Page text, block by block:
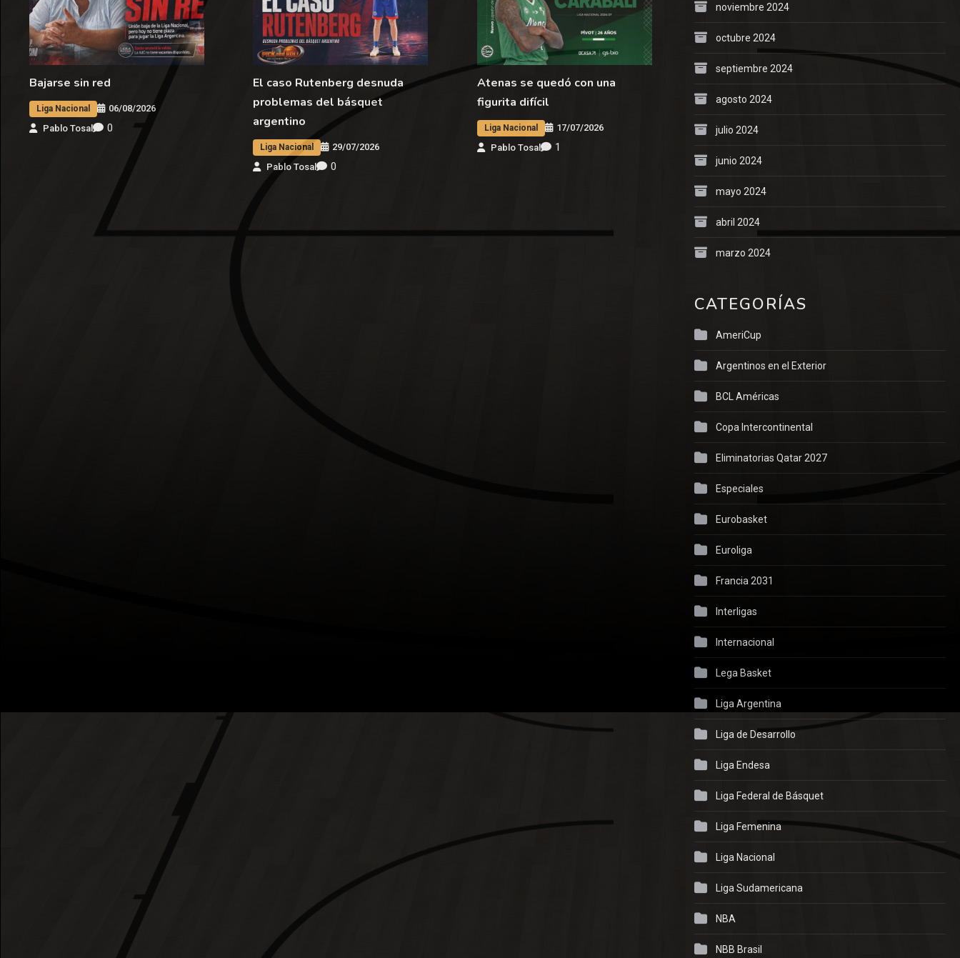
Bajarse sin red
Liga Nacional
06/08/2026
Pablo Tosal
0
El caso Rutenberg desnuda
problemas del básquet
argentino
Liga Nacional
29/07/2026
Pablo Tosal
0
Atenas se quedó con una
figurita difícil
Liga Nacional
17/07/2026
Pablo Tosal
1
noviembre 2024
octubre 2024
septiembre 2024
agosto 2024
julio 2024
junio 2024
mayo 2024
abril 2024
marzo 2024
CATEGORÍAS
AmeriCup
Argentinos en el Exterior
BCL Américas
Copa Intercontinental
Eliminatorias Qatar 2027
Especiales
Eurobasket
Euroliga
Francia 2031
Interligas
Internacional
Lega Basket
Liga Argentina
Liga de Desarrollo
Liga Endesa
Liga Federal de Básquet
Liga Femenina
Liga Nacional
Liga Sudamericana
NBA
NBB Brasil